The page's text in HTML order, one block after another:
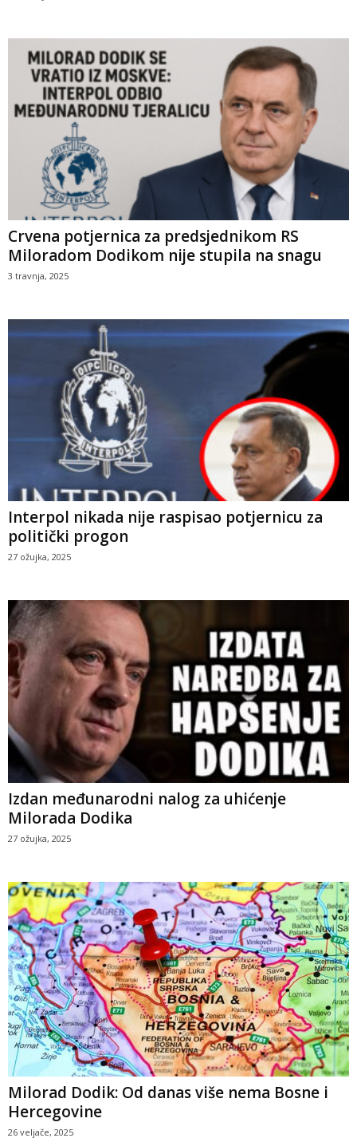
Crvena potjernica za predsjednikom RS
Miloradom Dodikom nije stupila na snagu
3 travnja, 2025
Interpol nikada nije raspisao potjernicu za
politički progon
27 ožujka, 2025
Izdan međunarodni nalog za uhićenje
Milorada Dodika
27 ožujka, 2025
Milorad Dodik: Od danas više nema Bosne i
Hercegovine
26 veljače, 2025